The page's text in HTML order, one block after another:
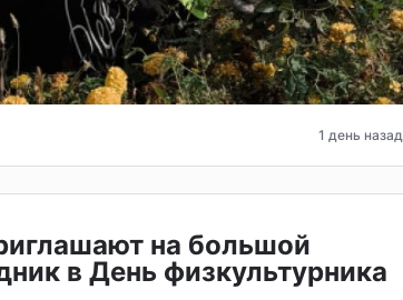
1 день назад
на большой
в День физкультурника